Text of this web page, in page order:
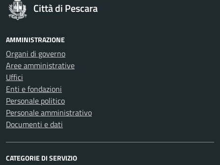
Città di Pescara
AMMINISTRAZIONE
Organi di governo
Aree amministrative
Uffici
Enti e fondazioni
Personale politico
Personale amministrativo
Documenti e dati
CATEGORIE DI SERVIZIO